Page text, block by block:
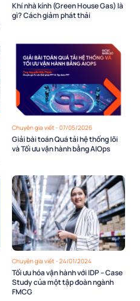
Khí nhà kính (Green House Gas) là
gì? Cách giảm phát thải
Chuyên gia viết - 07/05/2026
Giải bài toán Quá tải hệ thống lõi
và Tối ưu vận hành bằng AIOps
Chuyên gia viết - 24/01/2024
Tối ưu hóa vận hành với IDP – Case
Study của một tập đoàn ngành
FMCG